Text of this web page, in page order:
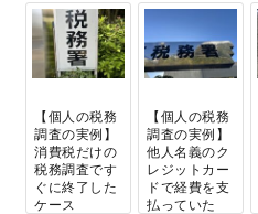
【個人の税務
調査の実例】
消費税だけの
税務調査です
ぐに終了した
ケース
【個人の税務
調査の実例】
他人名義のク
レジットカー
ドで経費を支
払っていた